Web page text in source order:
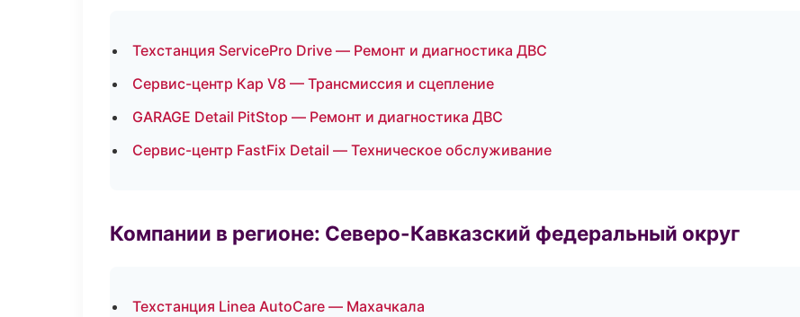
Техстанция ServicePro Drive — Ремонт и диагностика ДВС
Сервис-центр Кар V8 — Трансмиссия и сцепление
GARAGE Detail PitStop — Ремонт и диагностика ДВС
Сервис-центр FastFix Detail — Техническое обслуживание
Компании в регионе: Северо-Кавказский федеральный округ
Техстанция Linea AutoCare — Махачкала